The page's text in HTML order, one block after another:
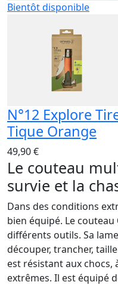
Bientôt disponible
N°12 Explore
Tique Orange
49,90 €
Le couteau
survie et la
Dans des conditions
bien équipé. Le
différents outils. Sa
découper, trancher,
est résistant aux chocs,
extrêmes. Il est équipé